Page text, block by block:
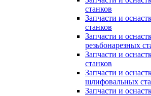
станков
Запчасти и
станков
Запчасти и
резьбонарезных
Запчасти и
станков
Запчасти и
шлифовальных
Запчасти и